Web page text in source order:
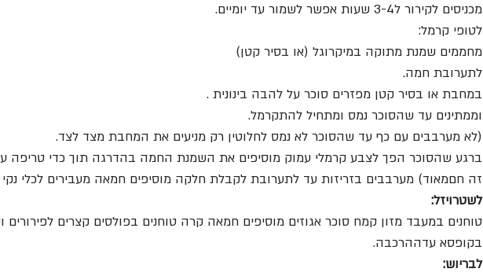
מכניסים לקירור ל3-4 שעות אפשר לשמור עד יומיים.
לטופי קרמל:
מחממים שמנת מתוקה במיקרוגל (או בסיר קטן)
לתערובת חמה.
במחבת או בסיר קטן מפזרים סוכר על להבה בינונית .
וממתינים עד שהסוכר נמס ומתחיל להתקרמל.
(לא מערבבים עם כף עד שהסוכר לא נמס לחלוטין רק מניעים את המחבת מצד לצד.
ברגע שהסוכר הפך לצבע קרמלי עמוק מוסיפים את השמנת החמה בהדרגה תוך כדי טריפה
זה חםמאוד) מערבבים בזריזות עד לתערובת לקבלת חלקה מוסיפים חמאה מעבירים לכלי
לשטרויזל:
טוחנים במעבד מזון קמח סוכר אגוזים מוסיפים חמאה קרה טוחנים בפולסים קצרים לפירורים
בקופסא עדההרכבה.
לבריוש: